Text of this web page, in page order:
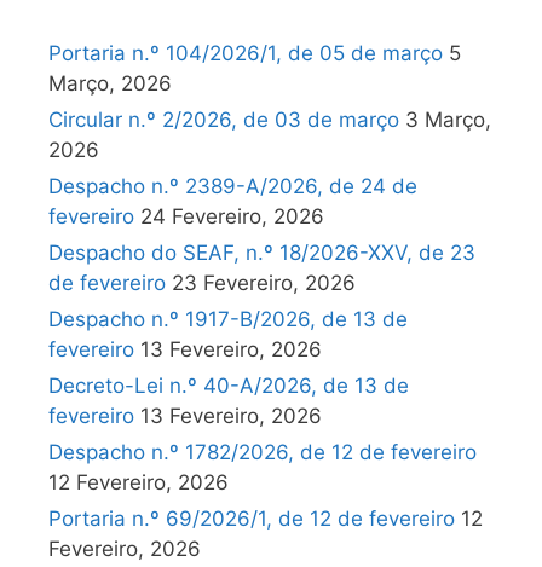
Portaria n.º 104/2026/1, de 05 de março 5
Março, 2026
Circular n.º 2/2026, de 03 de março 3 Março,
2026
Despacho n.º 2389-A/2026, de 24 de
fevereiro 24 Fevereiro, 2026
Despacho do SEAF, n.º 18/2026-XXV, de 23
de fevereiro 23 Fevereiro, 2026
Despacho n.º 1917-B/2026, de 13 de
fevereiro 13 Fevereiro, 2026
Decreto-Lei n.º 40-A/2026, de 13 de
fevereiro 13 Fevereiro, 2026
Despacho n.º 1782/2026, de 12 de fevereiro
12 Fevereiro, 2026
Portaria n.º 69/2026/1, de 12 de fevereiro 12
Fevereiro, 2026